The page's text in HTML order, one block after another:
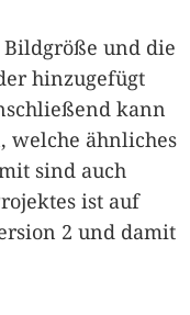
und die
hinzugefügt
kann
welche ähnliches
sind auch
ist auf
2 und damit